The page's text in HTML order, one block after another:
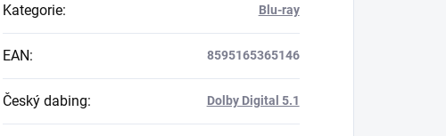
Kategorie: Blu-ray
EAN: 8595165365146
Český dabing: Dolby Digital 5.1